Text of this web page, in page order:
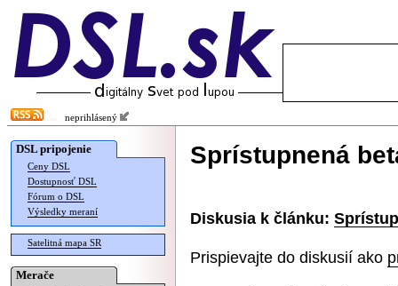
neprihlásený
DSL pripojenie
Ceny DSL
Dostupnosť DSL
Fórum o DSL
Výsledky meraní
Satelitná mapa SR
Merače
Sprístupnená
Diskusia k článku:
Prispievajte do diskusií ako